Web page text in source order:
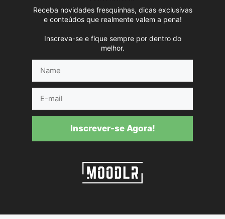
Receba novidades fresquinhas, dicas exclusivas
e conteúdos que realmente valem a pena!
Inscreva-se e fique sempre por dentro do
melhor.
mail
Inscrever-se Agora!